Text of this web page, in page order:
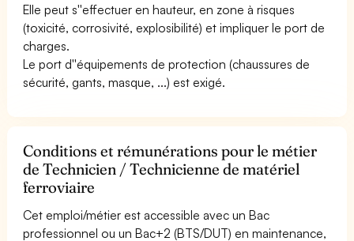
Elle peut s''effectuer en hauteur, en zone à risques
(toxicité, corrosivité, explosibilité) et impliquer le port de
charges.
Le port d''équipements de protection (chaussures de
sécurité, gants, masque, ...) est exigé.
Conditions et rémunérations pour le métier
de Technicien / Technicienne de matériel
ferroviaire
Cet emploi/métier est accessible avec un Bac
professionnel ou un Bac+2 (BTS/DUT) en maintenance,